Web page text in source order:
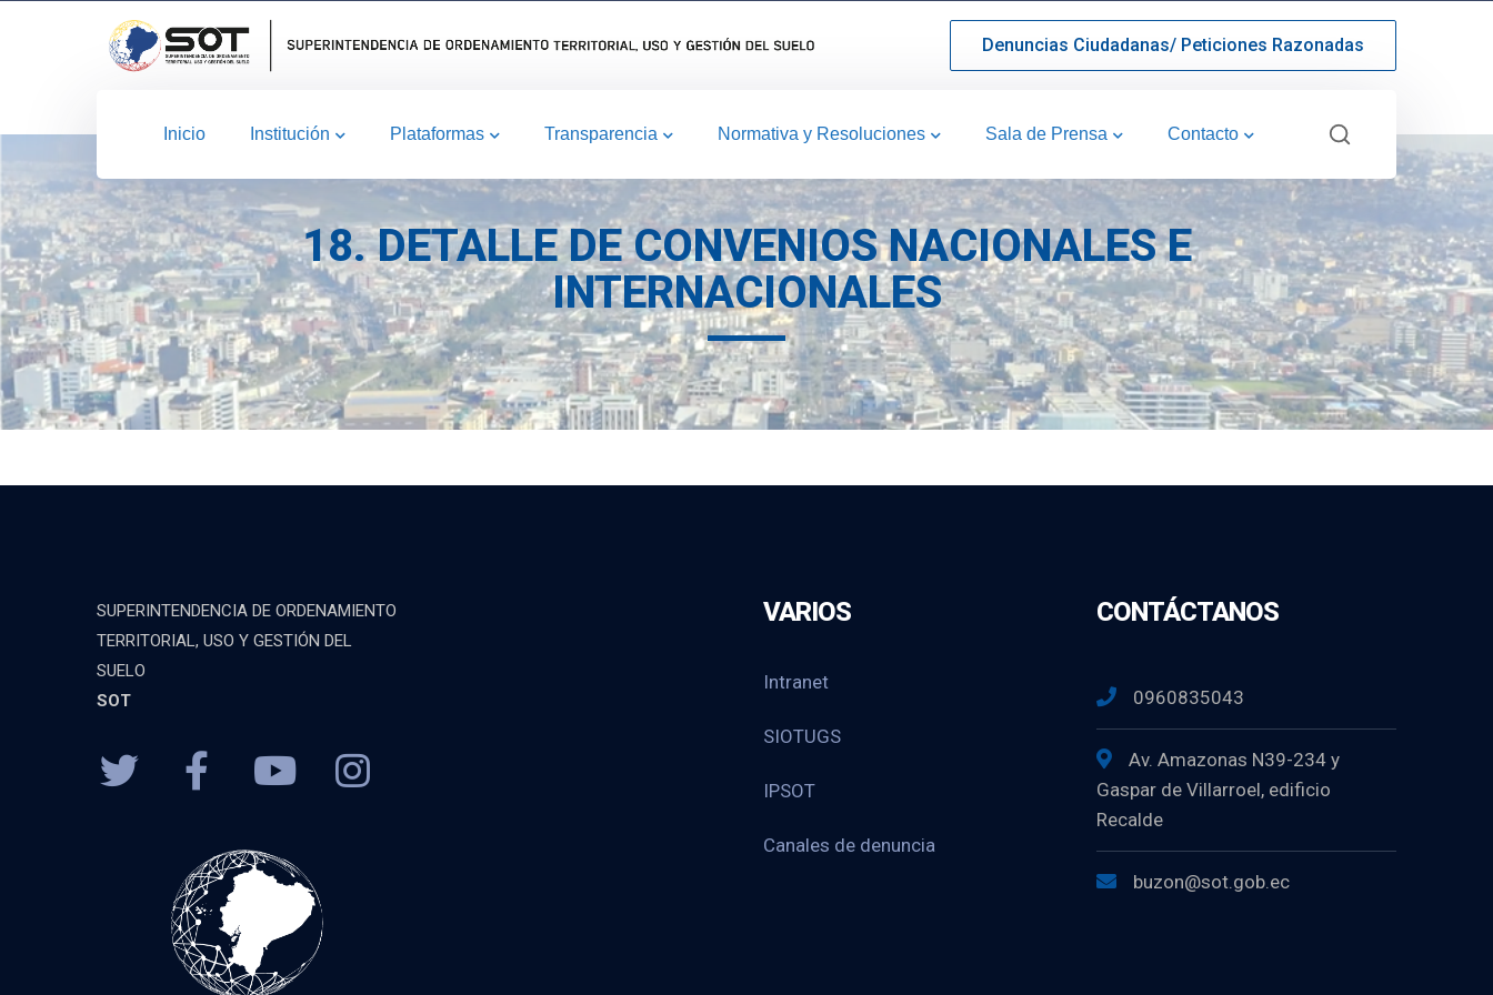
Denuncias Ciudadanas/ Peticiones Razonadas
Inicio Institución Plataformas Transparencia Normativa y Resoluciones Sala de Prensa Contacto
18. DETALLE DE CONVENIOS NACIONALES E
INTERNACIONALES
SUPERINTENDENCIA DE ORDENAMIENTO
TERRITORIAL, USO Y GESTIÓN DEL
SUELO
SOT
VARIOS
Intranet
SIOTUGS
IPSOT
Canales de denuncia
CONTÁCTANOS
0960835043
Av. Amazonas N39-234 y
Gaspar de Villarroel, edificio
Recalde
buzon@sot.gob.ec